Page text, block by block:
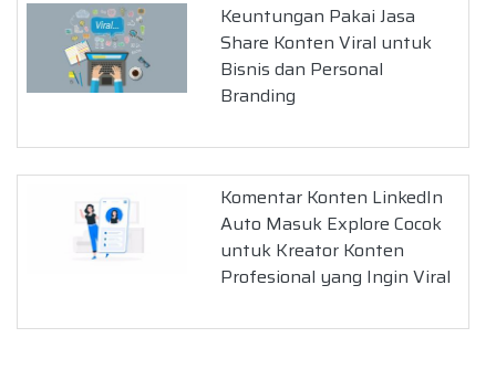
Keuntungan Pakai Jasa
Share Konten Viral untuk
Bisnis dan Personal
Branding
Komentar Konten LinkedIn
Auto Masuk Explore Cocok
untuk Kreator Konten
Profesional yang Ingin Viral